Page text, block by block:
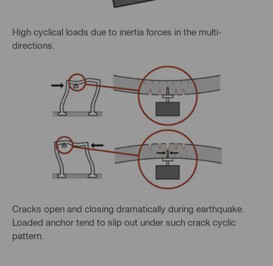
High cyclical loads due to inertia forces in the multi-
directions.
Cracks open and closing dramatically during earthquake.
Loaded anchor tend to slip out under such crack cyclic
pattern.